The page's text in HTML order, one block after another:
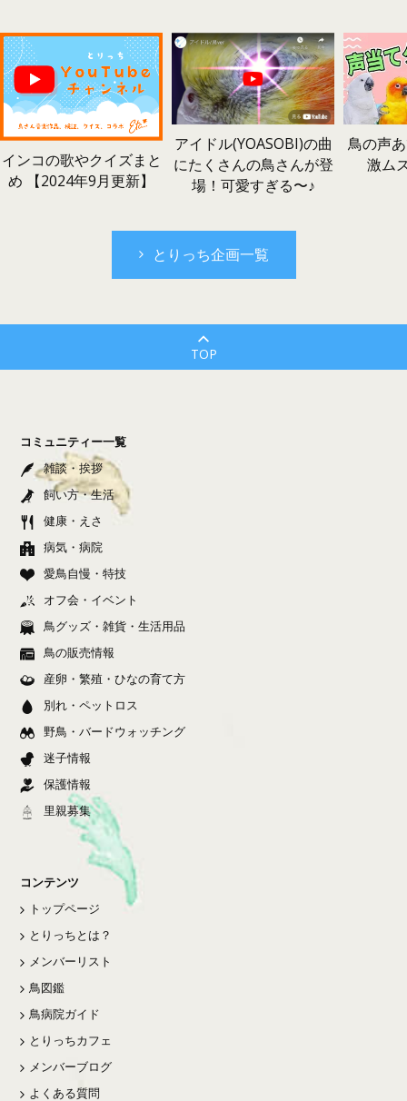
インコの歌やクイズまと
め 【2024年9月更新】
アイドル(YOASOBI)の曲
にたくさんの鳥さんが登
場！可愛すぎる〜♪
鳥の声
激ム
とりっち企画一覧
TOP
コミュニティー一覧
雑談・挨拶
飼い方・生活
健康・えさ
病気・病院
愛鳥自慢・特技
オフ会・イベント
鳥グッズ・雑貨・生活用品
鳥の販売情報
産卵・繁殖・ひなの育て方
別れ・ペットロス
野鳥・バードウォッチング
迷子情報
保護情報
里親募集
コンテンツ
トップページ
とりっちとは？
メンバーリスト
鳥図鑑
鳥病院ガイド
とりっちカフェ
メンバーブログ
よくある質問